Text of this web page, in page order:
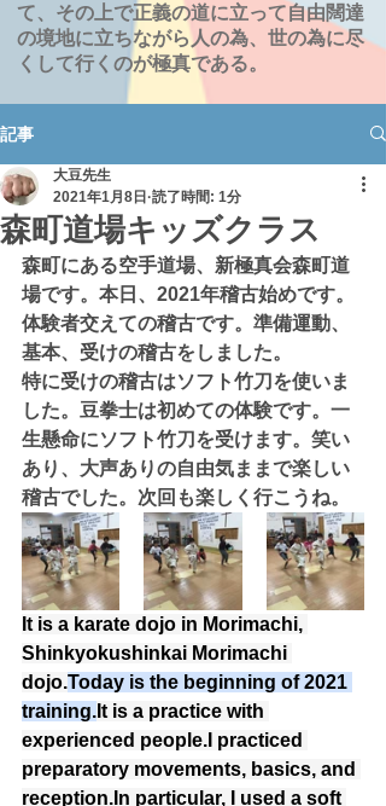
て、その上で正義の道に立って自由闊達
の境地に立ちながら人の為、世の為に尽
くして行くのが極真である。
記事
森町道場キッズクラス
大豆先生
2021年1月8日 読了時間: 1分
森町にある空手道場、新極真会森町道
場です。本日、2021年稽古始めです。
体験者交えての稽古です。準備運動、
基本、受けの稽古をしました。
特に受けの稽古はソフト竹刀を使いま
した。豆拳士は初めての体験です。一
生懸命にソフト竹刀を受けます。笑い
あり、大声ありの自由気ままで楽しい
稽古でした。次回も楽しく行こうね。
It is a karate dojo in Morimachi,
Shinkyokushinkai Morimachi
dojo.Today is the beginning of 2021
training. It is a practice with
experienced people.I practiced
preparatory movements, basics, and
reception.In particular, I used a soft